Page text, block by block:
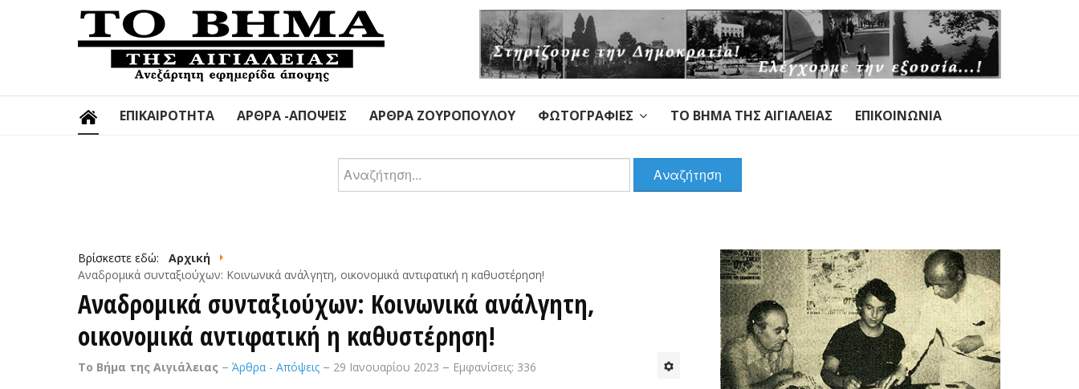
ΕΠΙΚΑΙΡΌΤΗΤΑ ΆΡΘΡΑ -ΑΠΌΨΕΙΣ ΆΡΘΡΑ ΖΟΥΡΌΠΟΥΛΟΥ ΦΩΤΟΓΡΑΦΊΕΣ ΤΟ ΒΉΜΑ ΤΗΣ ΑΙΓΙΑΛΕΊΑΣ ΕΠΙΚΟΙΝΩΝΊΑ
Αναζήτηση Αναζήτηση
Βρίσκεστε εδώ:
Αρχική
Αναδρομικά συνταξιούχων: Κοινωνικά ανάλγητη, οικονομικά αντιφατική η καθυστέρηση!
Αναδρομικά συνταξιούχων: Κοινωνικά ανάλγητη,
οικονομικά αντιφατική η καθυστέρηση!
Το Βήμα της Αιγιάλειας Άρθρα - Απόψεις 29 Ιανουαρίου 2023 Εμφανίσεις: 336